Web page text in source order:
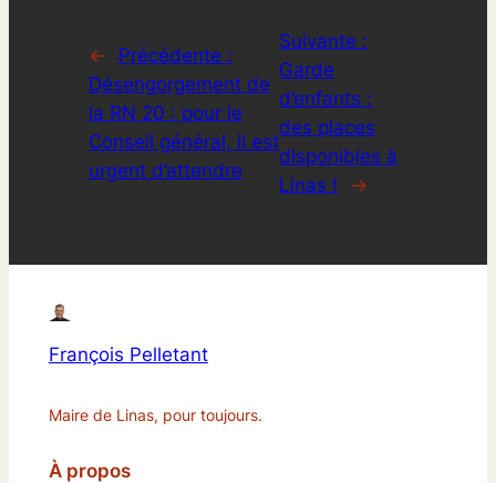
←
Précédente :
Désengorgement de
la RN 20 : pour le
Conseil général, il est
urgent d’attendre
Suivante :
Garde
d’enfants :
des places
disponibles à
Linas !
→
François Pelletant
Maire de Linas, pour toujours.
À propos